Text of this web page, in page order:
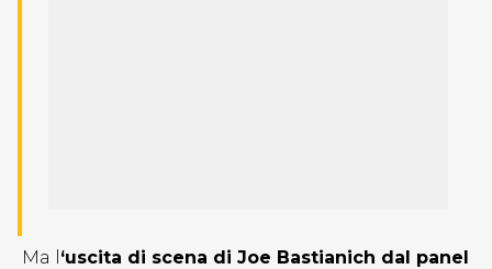
Ma l ‘uscita di scena di Joe Bastianich dal panel